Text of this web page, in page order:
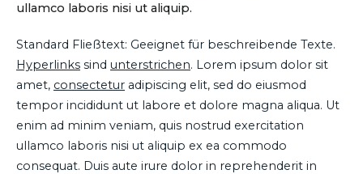
ullamco laboris nisi ut aliquip.
Standard Fließtext: Geeignet für beschreibende Texte.
Hyperlinks sind unterstrichen. Lorem ipsum dolor sit
amet, consectetur adipiscing elit, sed do eiusmod
tempor incididunt ut labore et dolore magna aliqua. Ut
enim ad minim veniam, quis nostrud exercitation
ullamco laboris nisi ut aliquip ex ea commodo
consequat. Duis aute irure dolor in reprehenderit in